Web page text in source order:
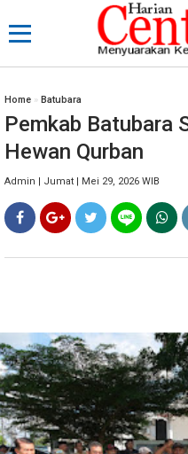
Home » Batubara
Pemkab Batubara
Hewan Qurban
Admin | Jumat | Mei 29, 2026 WIB